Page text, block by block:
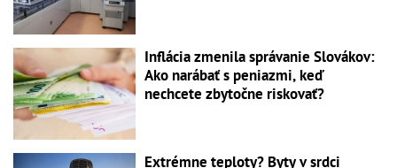
Inflácia zmenila správanie Slovákov:
Ako narábať s peniazmi, keď
nechcete zbytočne riskovať?
Extrémne teploty? Byty v srdci